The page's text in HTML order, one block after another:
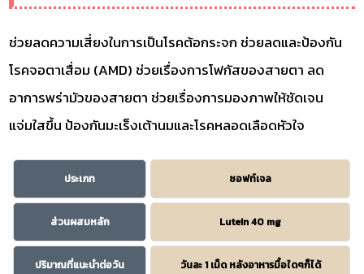
ช่วยลดความเสี่ยงในการเป็นโรคต้อกระจก ช่วยลดและป้องกัน
โรคจอตาเสื่อม (AMD) ช่วยเรื่องการโฟกัสของสายตา ลด
อาการพร่ามัวของสายตา ช่วยเรื่องการมองภาพให้ชัดเจน
แจ่มใสขึ้น ป้องกันมะเร็งเต้านมและโรคหลอดเลือดหัวใจ
ประเภท ซอฟท์เจล
ส่วนผสมหลัก Lutein 40 mg
ปริมาณที่แนะนำต่อวัน วันละ 1 เม็ด หลังอาหารมื้อใดๆก็ได้